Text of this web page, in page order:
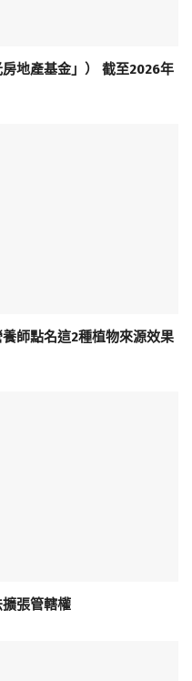
地產基金」） 截至2026年
師點名這2種植物來源效果
張管轄權